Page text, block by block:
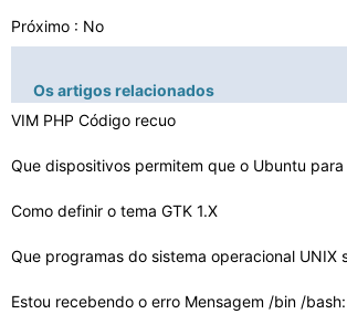
Próximo : No
Os artigos relacionados
VIM PHP Código recuo
Como definir o tema GTK 1.X
Que programas do sistema operacional UNIX